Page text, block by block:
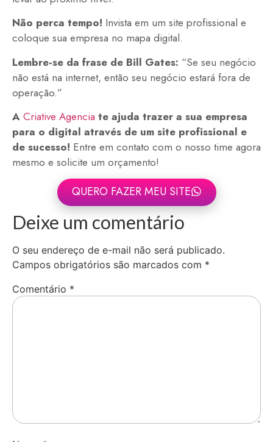
Não perca tempo! Invista em um site profissional e
coloque sua empresa no mapa digital.
Lembre-se da frase de Bill Gates: “Se seu negócio
não está na internet, então seu negócio estará fora de
operação.”
A Criative Agencia te ajuda trazer a sua empresa
para o digital através de um site profissional e
de sucesso! Entre em contato com o nosso time agora
mesmo e solicite um orçamento!
QUERO FAZER MEU SITE
Deixe um comentário
O seu endereço de e-mail não será publicado.
Campos obrigatórios são marcados com *
Comentário *